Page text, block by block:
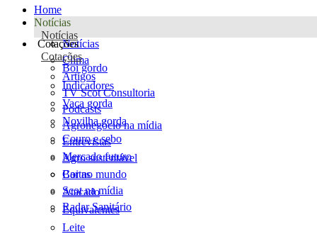
Home
Notícias
Notícias
Notícias
Clima
Artigos
TV Scot Consultoria
Podcasts
Agronegócio na mídia
Entrevistas
Agro sustentável
Cartas
Scot na mídia
Radar Sanitário
Cotações
Cotações
Boi gordo
Indicadores
Vaca gorda
Novilha gorda
Couro e sebo
Mercado futuro
Boi no mundo
Atacado
Equivalentes
Leite